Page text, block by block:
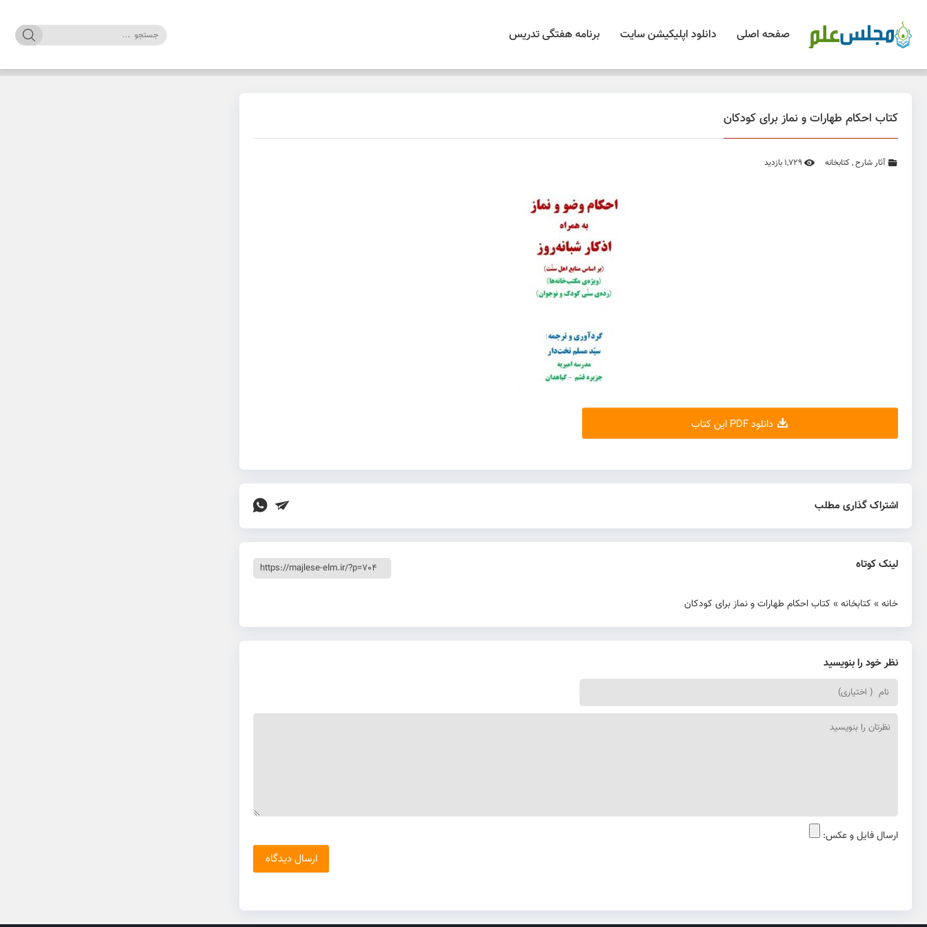
صفحه اصلی دانلود اپلیکیشن سایت برنامه هفتگی تدریس
کتاب احكام طهارات و نماز برای کودکان
آثار شارح,کتابخانه
دانلود PDF این کتاب
اشتراک گذاری مطلب
لینک کوتاه
خانه» کتابخانه» کتاب احكام طهارات و نماز برای کودکان
نظر خود را بنویسید
ارسال فایل و عکس: